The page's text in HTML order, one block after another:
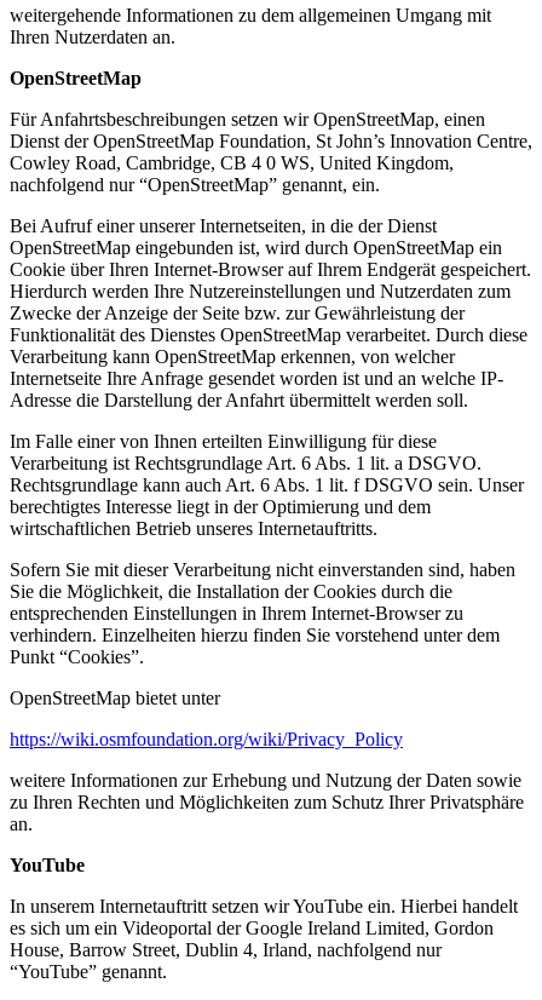
weitergehende Informationen zu dem allgemeinen Umgang mit
Ihren Nutzerdaten an.
OpenStreetMap
Für Anfahrtsbeschreibungen setzen wir OpenStreetMap, einen
Dienst der OpenStreetMap Foundation, St John’s Innovation Centre,
Cowley Road, Cambridge, CB 4 0 WS, United Kingdom,
nachfolgend nur “OpenStreetMap” genannt, ein.
Bei Aufruf einer unserer Internetseiten, in die der Dienst
OpenStreetMap eingebunden ist, wird durch OpenStreetMap ein
Cookie über Ihren Internet-Browser auf Ihrem Endgerät gespeichert.
Hierdurch werden Ihre Nutzereinstellungen und Nutzerdaten zum
Zwecke der Anzeige der Seite bzw. zur Gewährleistung der
Funktionalität des Dienstes OpenStreetMap verarbeitet. Durch diese
Verarbeitung kann OpenStreetMap erkennen, von welcher
Internetseite Ihre Anfrage gesendet worden ist und an welche IP-
Adresse die Darstellung der Anfahrt übermittelt werden soll.
Im Falle einer von Ihnen erteilten Einwilligung für diese
Verarbeitung ist Rechtsgrundlage Art. 6 Abs. 1 lit. a DSGVO.
Rechtsgrundlage kann auch Art. 6 Abs. 1 lit. f DSGVO sein. Unser
berechtigtes Interesse liegt in der Optimierung und dem
wirtschaftlichen Betrieb unseres Internetauftritts.
Sofern Sie mit dieser Verarbeitung nicht einverstanden sind, haben
Sie die Möglichkeit, die Installation der Cookies durch die
entsprechenden Einstellungen in Ihrem Internet-Browser zu
verhindern. Einzelheiten hierzu finden Sie vorstehend unter dem
Punkt “Cookies”.
OpenStreetMap bietet unter
https://wiki.osmfoundation.org/wiki/Privacy_Policy
weitere Informationen zur Erhebung und Nutzung der Daten sowie
zu Ihren Rechten und Möglichkeiten zum Schutz Ihrer Privatsphäre
an.
YouTube
In unserem Internetauftritt setzen wir YouTube ein. Hierbei handelt
es sich um ein Videoportal der Google Ireland Limited, Gordon
House, Barrow Street, Dublin 4, Irland, nachfolgend nur
“YouTube” genannt.